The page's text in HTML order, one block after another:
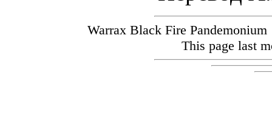
Warrax Black Fire
This page last